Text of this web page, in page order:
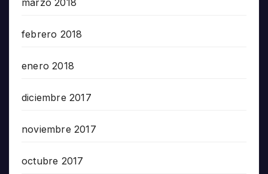
marzo 2018
febrero 2018
enero 2018
diciembre 2017
noviembre 2017
octubre 2017